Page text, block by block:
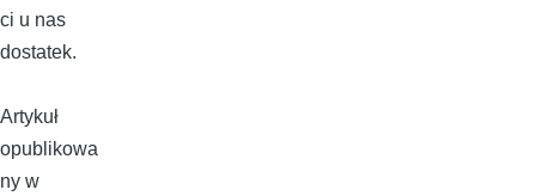
ci u nas
dostatek.
Artykuł
opublikowa
ny w